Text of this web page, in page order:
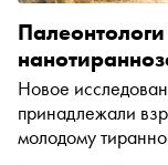
Новое
принадлежали
молодому